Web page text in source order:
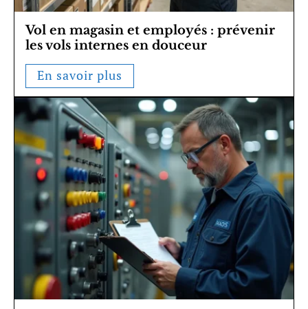
Vol en magasin et employés : prévenir
les vols internes en douceur
En savoir plus